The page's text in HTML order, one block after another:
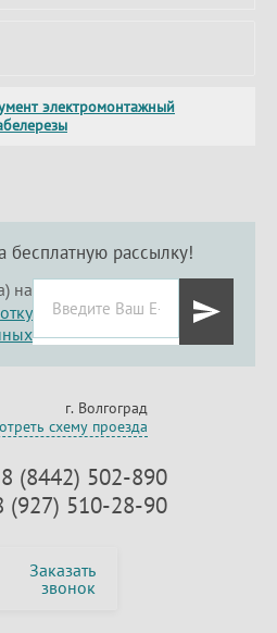
электромонтажный
бесплатную рассылку!
на
г. Волгоград
схему проезда
8 (8442) 502-890
(927) 510-28-90
Заказать
звонок